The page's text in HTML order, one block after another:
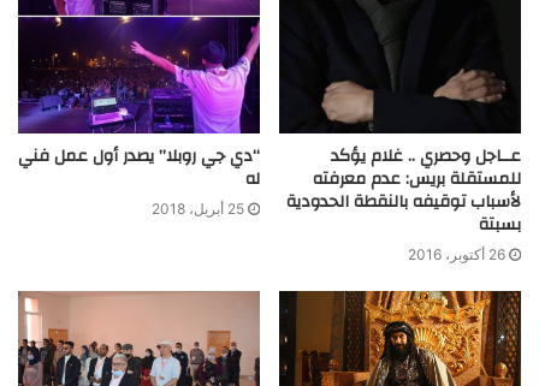
عــاجل وحصري .. غلام يؤكد
للمستقلة بريس: عدم معرفته
لأسباب توقيفه بالنقطة الحدودية
بسبتة
26 أكتوبر، 2016
“دي جي روبلا” يصدر أول عمل فني
له
25 أبريل، 2018